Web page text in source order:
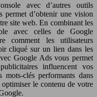
avec d’autres outils
d’obtenir une vision
site web. En combinant les
avec celles de Google
comment les utilisateurs
cliqué sur un lien dans les
Google Ads vous permet
influencent vos
mots-clés performants dans
le contenu de votre